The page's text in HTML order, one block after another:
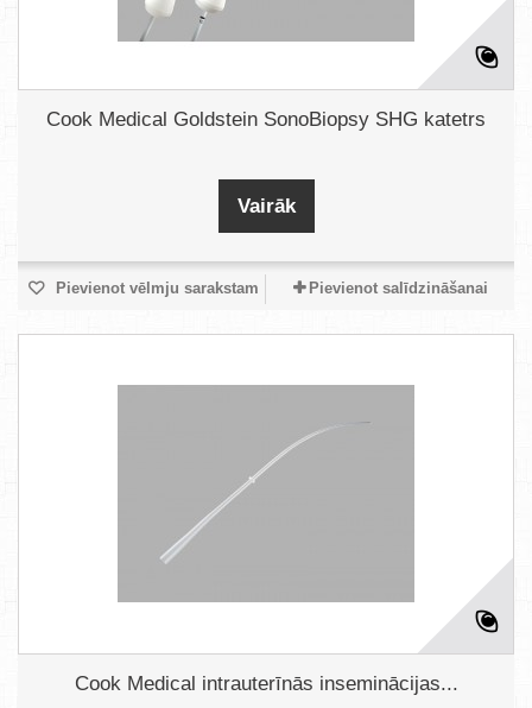
Cook Medical Goldstein SonoBiopsy SHG katetrs
Vairāk
Pievienot vēlmju sarakstam Pievienot salīdzināšanai
Cook Medical intrauterīnās inseminācijas...